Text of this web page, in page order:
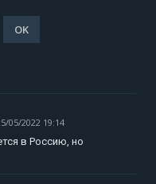
05/2022 19:14
в Россию, но